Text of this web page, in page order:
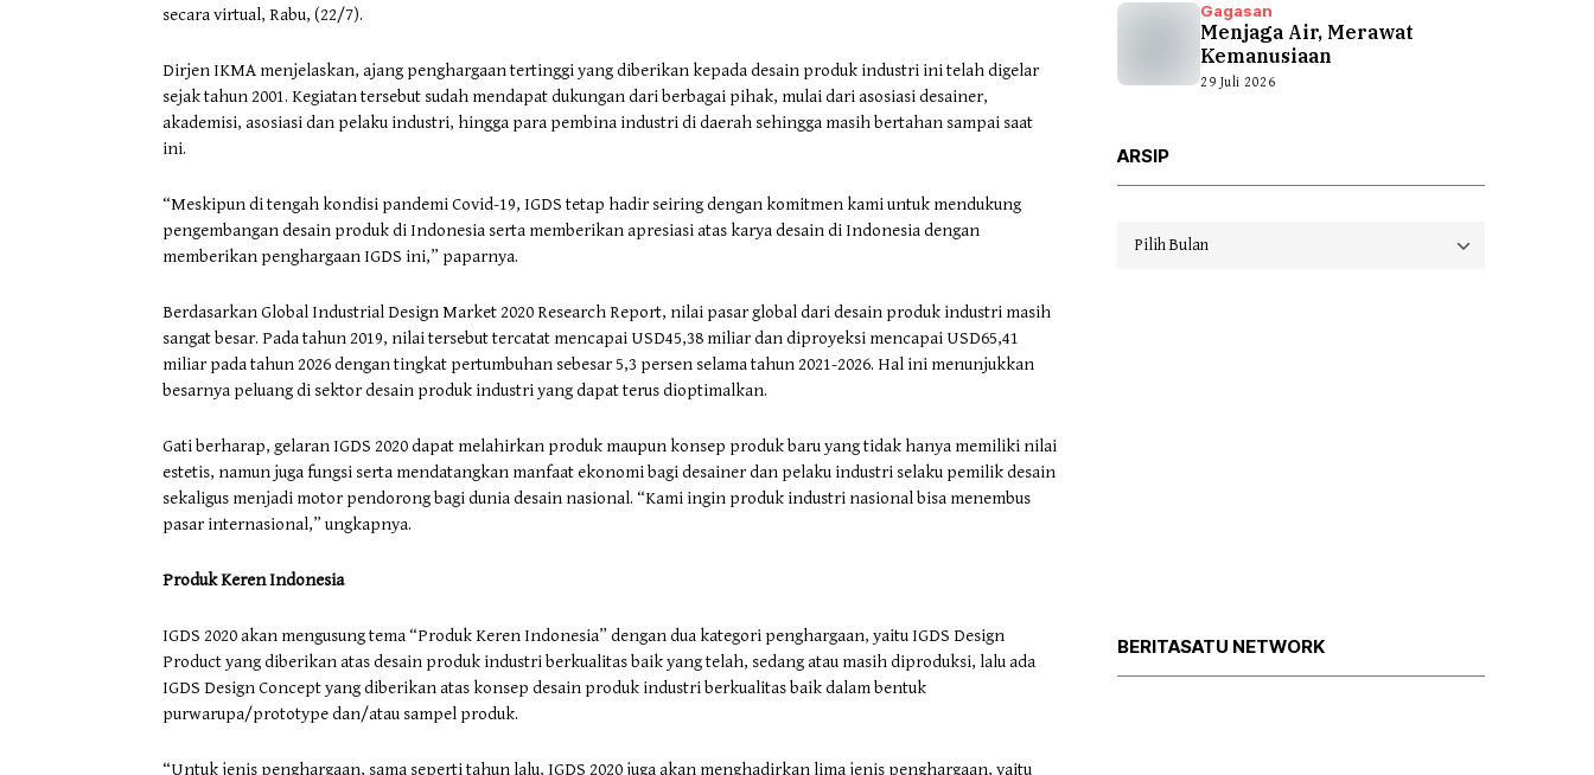
secara virtual, Rabu, (22/7).
Dirjen IKMA menjelaskan, ajang penghargaan tertinggi yang diberikan kepada desain produk industri ini telah digelar
sejak tahun 2001. Kegiatan tersebut sudah mendapat dukungan dari berbagai pihak, mulai dari asosiasi desainer,
akademisi, asosiasi dan pelaku industri, hingga para pembina industri di daerah sehingga masih bertahan sampai saat
ini.
“Meskipun di tengah kondisi pandemi Covid-19, IGDS tetap hadir seiring dengan komitmen kami untuk mendukung
pengembangan desain produk di Indonesia serta memberikan apresiasi atas karya desain di Indonesia dengan
memberikan penghargaan IGDS ini,” paparnya.
Berdasarkan Global Industrial Design Market 2020 Research Report, nilai pasar global dari desain produk industri masih
sangat besar. Pada tahun 2019, nilai tersebut tercatat mencapai USD45,38 miliar dan diproyeksi mencapai USD65,41
miliar pada tahun 2026 dengan tingkat pertumbuhan sebesar 5,3 persen selama tahun 2021-2026. Hal ini menunjukkan
besarnya peluang di sektor desain produk industri yang dapat terus dioptimalkan.
Gati berharap, gelaran IGDS 2020 dapat melahirkan produk maupun konsep produk baru yang tidak hanya memiliki nilai
estetis, namun juga fungsi serta mendatangkan manfaat ekonomi bagi desainer dan pelaku industri selaku pemilik desain
sekaligus menjadi motor pendorong bagi dunia desain nasional. “Kami ingin produk industri nasional bisa menembus
pasar internasional,” ungkapnya.
Produk Keren Indonesia
IGDS 2020 akan mengusung tema “Produk Keren Indonesia” dengan dua kategori penghargaan, yaitu IGDS Design
Product yang diberikan atas desain produk industri berkualitas baik yang telah, sedang atau masih diproduksi, lalu ada
IGDS Design Concept yang diberikan atas konsep desain produk industri berkualitas baik dalam bentuk
purwarupa/prototype dan/atau sampel produk.
“Untuk jenis penghargaan, sama seperti tahun lalu, IGDS 2020 juga akan menghadirkan lima jenis penghargaan, yaitu
Gagasan
Menjaga Air, Merawat
Kemanusiaan
29 Juli 2026
ARSIP
Arsip
BERITASATU NETWORK